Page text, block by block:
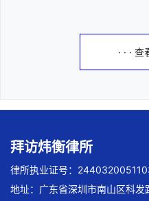
· · · 查
拜访炜衡律所
律所执业证号：
地址：广东省深圳市南山区科